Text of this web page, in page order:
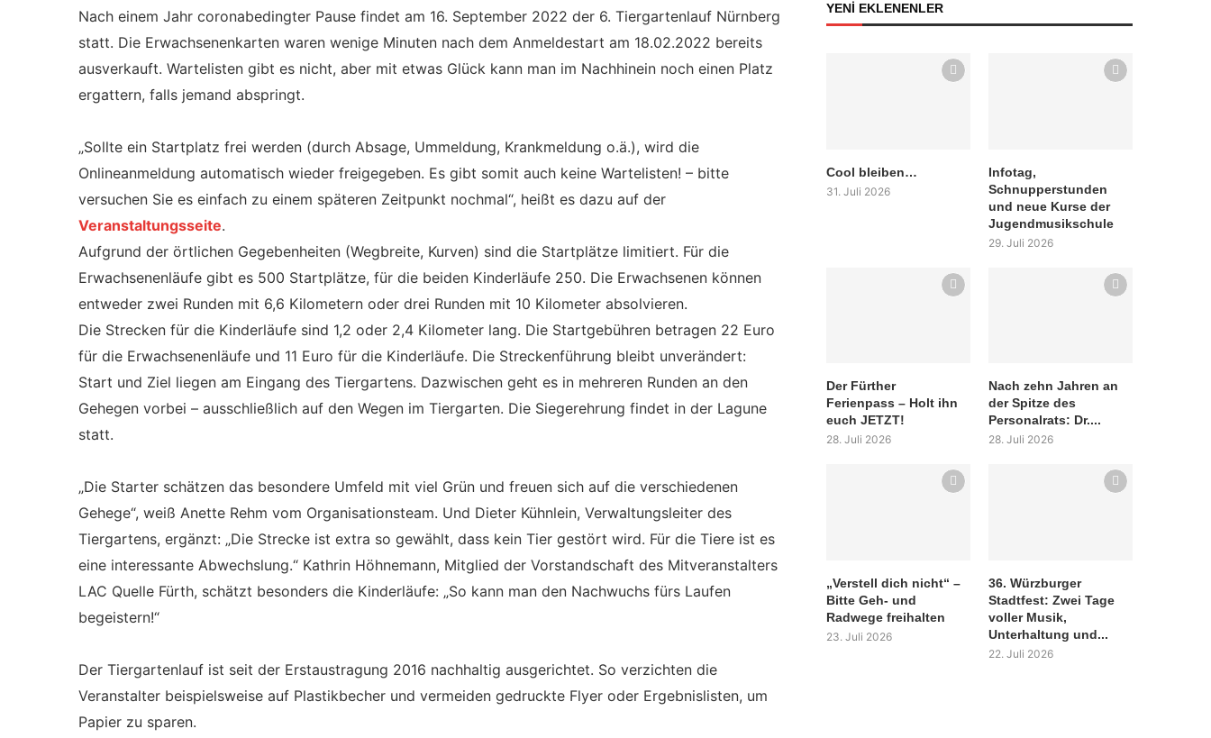
Nach einem Jahr coronabedingter Pause findet am 16. September 2022 der 6. Tiergartenlauf Nürnberg
statt. Die Erwachsenenkarten waren wenige Minuten nach dem Anmeldestart am 18.02.2022 bereits
ausverkauft. Wartelisten gibt es nicht, aber mit etwas Glück kann man im Nachhinein noch einen Platz
ergattern, falls jemand abspringt.
„Sollte ein Startplatz frei werden (durch Absage, Ummeldung, Krankmeldung o.ä.), wird die
Onlineanmeldung automatisch wieder freigegeben. Es gibt somit auch keine Wartelisten! – bitte
versuchen Sie es einfach zu einem späteren Zeitpunkt nochmal“, heißt es dazu auf der
Veranstaltungsseite.
Aufgrund der örtlichen Gegebenheiten (Wegbreite, Kurven) sind die Startplätze limitiert. Für die
Erwachsenenläufe gibt es 500 Startplätze, für die beiden Kinderläufe 250. Die Erwachsenen können
entweder zwei Runden mit 6,6 Kilometern oder drei Runden mit 10 Kilometer absolvieren.
Die Strecken für die Kinderläufe sind 1,2 oder 2,4 Kilometer lang. Die Startgebühren betragen 22 Euro
für die Erwachsenenläufe und 11 Euro für die Kinderläufe. Die Streckenführung bleibt unverändert:
Start und Ziel liegen am Eingang des Tiergartens. Dazwischen geht es in mehreren Runden an den
Gehegen vorbei – ausschließlich auf den Wegen im Tiergarten. Die Siegerehrung findet in der Lagune
statt.
„Die Starter schätzen das besondere Umfeld mit viel Grün und freuen sich auf die verschiedenen
Gehege“, weiß Anette Rehm vom Organisationsteam. Und Dieter Kühnlein, Verwaltungsleiter des
Tiergartens, ergänzt: „Die Strecke ist extra so gewählt, dass kein Tier gestört wird. Für die Tiere ist es
eine interessante Abwechslung.“ Kathrin Höhnemann, Mitglied der Vorstandschaft des Mitveranstalters
LAC Quelle Fürth, schätzt besonders die Kinderläufe: „So kann man den Nachwuchs fürs Laufen
begeistern!“
Der Tiergartenlauf ist seit der Erstaustragung 2016 nachhaltig ausgerichtet. So verzichten die
Veranstalter beispielsweise auf Plastikbecher und vermeiden gedruckte Flyer oder Ergebnislisten, um
Papier zu sparen.
YENİ EKLENENLER
Cool bleiben…
31. Juli 2026
Infotag,
Schnupperstunden
und neue Kurse der
Jugendmusikschule
29. Juli 2026
Der Fürther
Ferienpass – Holt ihn
euch JETZT!
28. Juli 2026
Nach zehn Jahren an
der Spitze des
Personalrats: Dr....
28. Juli 2026
„Verstell dich nicht“ –
Bitte Geh- und
Radwege freihalten
23. Juli 2026
36. Würzburger
Stadtfest: Zwei Tage
voller Musik,
Unterhaltung und...
22. Juli 2026